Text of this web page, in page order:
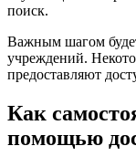
поиск.
Важным шагом
учреждений.
предоставляют
Как
помощью